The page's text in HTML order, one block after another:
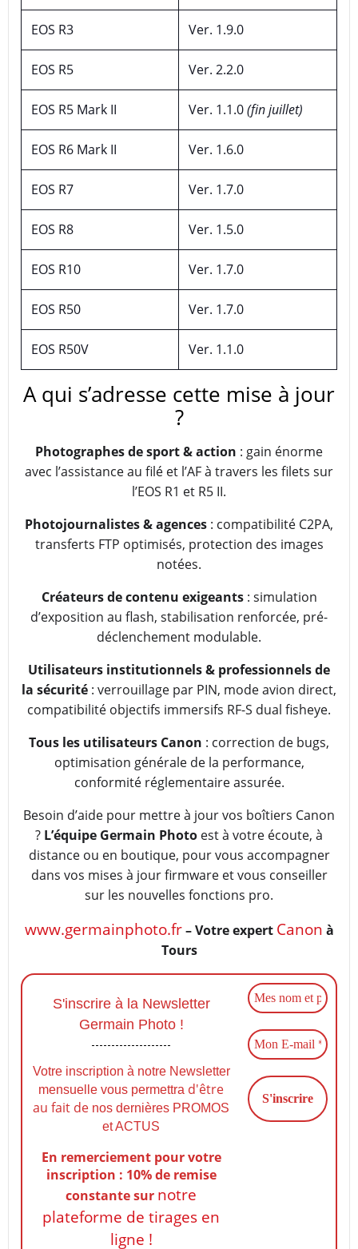
EOS R3 Ver. 1.9.0
EOS R5 Ver. 2.2.0
EOS R5 Mark II Ver. 1.1.0(fin juillet)
EOS R6 Mark II Ver. 1.6.0
EOS R7 Ver. 1.7.0
EOS R8 Ver. 1.5.0
EOS R10 Ver. 1.7.0
EOS R50 Ver. 1.7.0
EOS R50V Ver. 1.1.0
A qui s’adresse cette mise à jour
?
Photographes de sport & action : gain énorme
avec l’assistance au filé et l’AF à travers les filets sur
l’EOS R1 et R5 II.
Photojournalistes & agences : compatibilité C2PA,
transferts FTP optimisés, protection des images
notées.
Créateurs de contenu exigeants: simulation
d’exposition au flash, stabilisation renforcée, pré-
déclenchement modulable.
Utilisateurs institutionnels & professionnels de
la sécurité : verrouillage par PIN, mode avion direct,
compatibilité objectifs immersifs RF-S dual fisheye.
Tous les utilisateurs Canon : correction de bugs,
optimisation générale de la performance,
conformité réglementaire assurée.
Besoin d’aide pour mettre à jour vos boîtiers Canon
? L’équipe Germain Photo est à votre écoute, à
distance ou en boutique, pour vous accompagner
dans vos mises à jour firmware et vous conseiller
sur les nouvelles fonctions pro.
www.germainphoto.fr– Votre expert Canon à
Tours
S'inscrire à la Newsletter
Germain Photo !
Votre inscription à notre Newsletter
mensuelle vous permettra d'être
au fait de nos dernières PROMOS
et ACTUS
En remerciement pour votre
inscription : 10% de remise
constantesur notre
plateforme de tirages en
ligne !